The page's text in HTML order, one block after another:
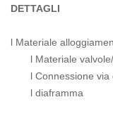
DETTAGLI
l Materiale
l Materiale
l Connessione via
l diaframma